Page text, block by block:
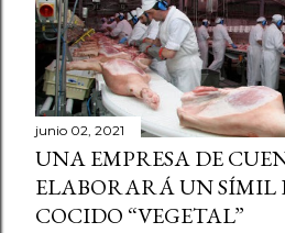
junio 02, 2021
UNA EMPRESA DE
ELABORARÁ UN SÍMIL
COCIDO “VEGETAL”